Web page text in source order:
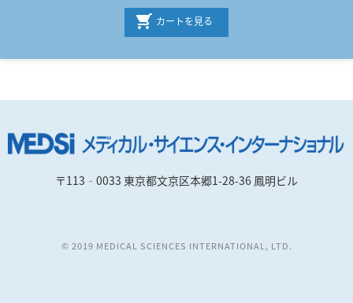
カートを見る
〒113‐0033 東京都文京区本郷1-28-36 鳳明ビル
© 2019 MEDICAL SCIENCES INTERNATIONAL, LTD.